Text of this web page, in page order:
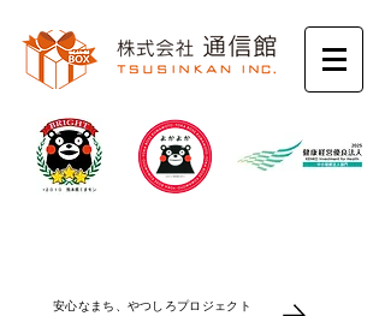
安心なまち、やつしろプロジェクト